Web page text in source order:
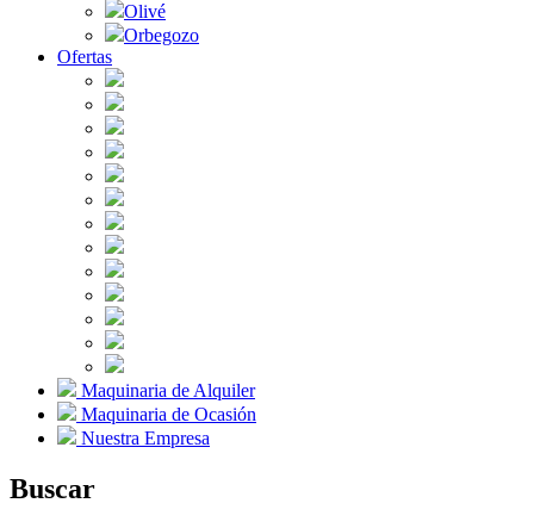
Olivé
Orbegozo
Ofertas
Maquinaria de Alquiler
Maquinaria de Ocasión
Nuestra Empresa
Buscar